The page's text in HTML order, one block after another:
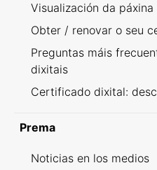
Visualización da páxina
Obter / renovar o seu
Preguntas máis
dixitais
Certificado dixital:
Prema
Noticias en los medios